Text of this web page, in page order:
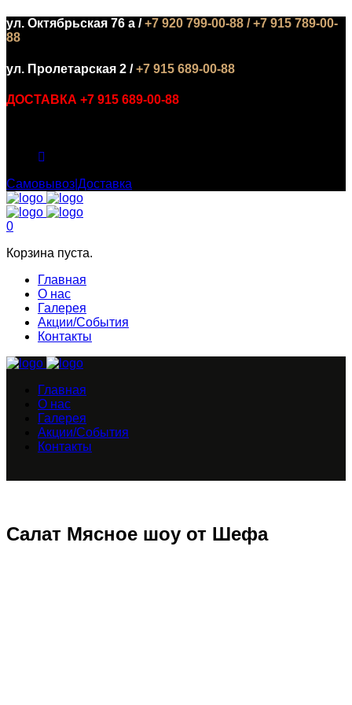
ул. Октябрьская 76 а /+7 920 799-00-88 / +7 915 789-00-
88
ул. Пролетарская 2 /+7 915 689-00-88
ДОСТАВКА +7 915 689-00-88
Самовывоз|Доставка
0
Корзина пуста.
Главная
О нас
Галерея
Акции/События
Контакты
Главная
О нас
Галерея
Акции/События
Контакты
Салат Мясное шоу от Шефа